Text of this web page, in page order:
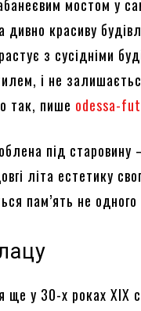
мостом у
дивно красиву
з сусідніми
і не
так, пише odessa-
під
літа естетику
пам’ять не
ще у 30-х роках XIX